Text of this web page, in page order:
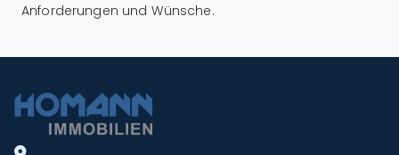
Anforderungen und Wünsche.